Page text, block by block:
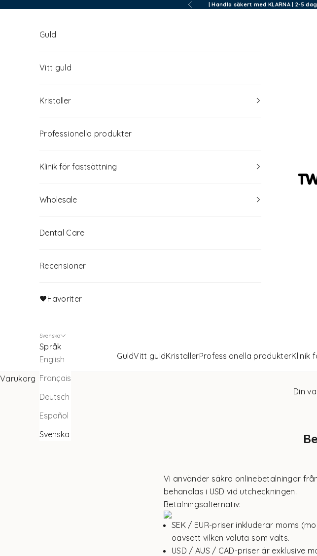
Föregående| Handla säkert med KLARNA | 2-5
GuldVitt guldKristallerProfessionella produkterKlinik
Guld
Vitt guld
Kristaller
Professionella produkter
Klinik för fastsättning
Wholesale
Dental Care
Recensioner
🖤Favoriter
Svenska
Språk
English
Français
Deutsch
Español
Svenska
Varukorg
Din
Vi använder säkra onlinebetalningar
behandlas i USD vid utcheckningen.
Betalningsalternativ:
SEK / EUR-priser inkluderar moms
oavsett vilken valuta som valts.
USD / AUS / CAD-priser är exklusive